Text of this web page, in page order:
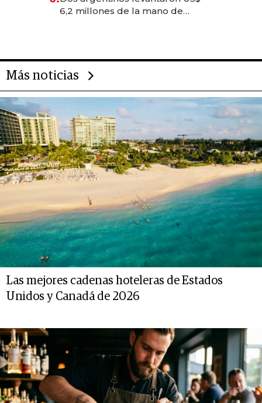
transformadoras
6,2 millones de la mano de
Más noticias
Las mejores cadenas hoteleras de Estados
Unidos y Canadá de 2026